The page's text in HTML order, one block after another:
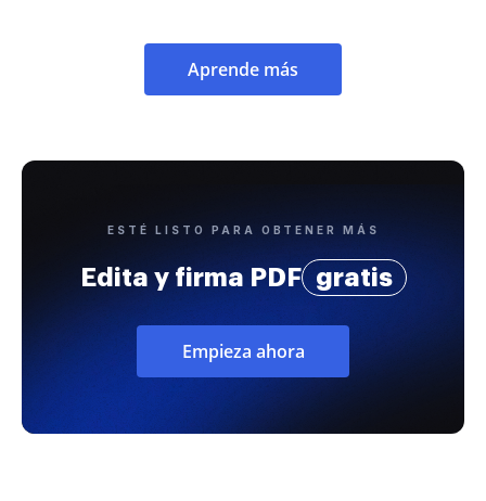
Aprende más
ESTÉ LISTO PARA OBTENER MÁS
Edita y firma PDF gratis
Empieza ahora